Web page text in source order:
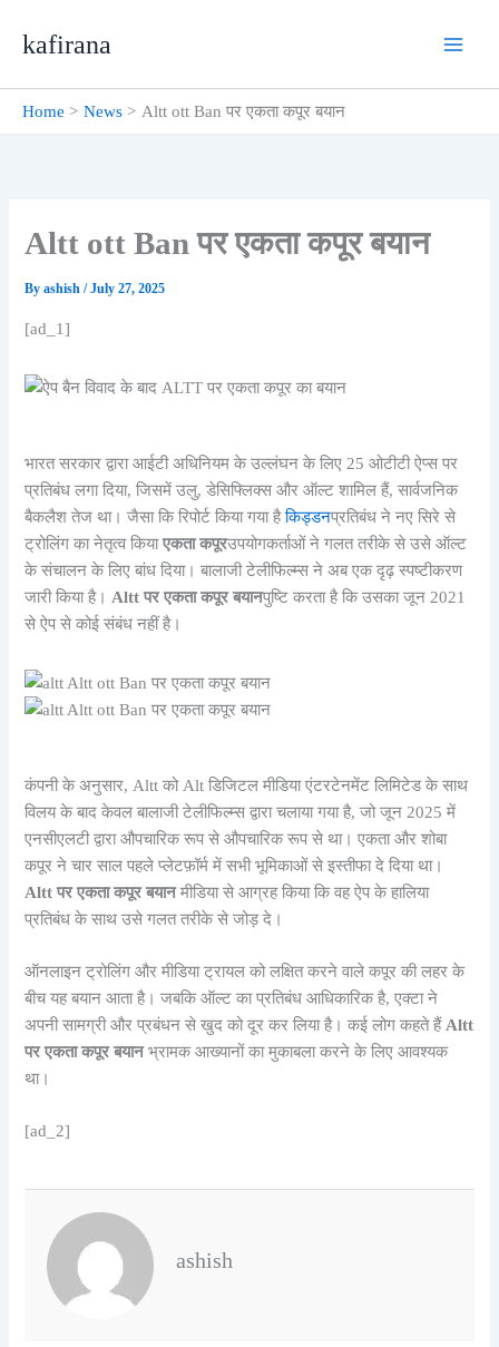
kafirana
Home News Altt ott Ban पर एकता कपूर बयान
Altt ott Ban पर एकता कपूर बयान
Byashish/July 27, 2025
[ad_1]
भारत सरकार द्वारा आईटी अधिनियम के उल्लंघन के लिए 25 ओटीटी ऐप्स पर
प्रतिबंध लगा दिया, जिसमें उलु, डेसिफ्लिक्स और ऑल्ट शामिल हैं, सार्वजनिक
बैकलैश तेज था। जैसा कि रिपोर्ट किया गया हैकिड्डनप्रतिबंध ने नए सिरे से
ट्रोलिंग का नेतृत्व कियाएकता कपूरउपयोगकर्ताओं ने गलत तरीके से उसे ऑल्ट
के संचालन के लिए बांध दिया। बालाजी टेलीफिल्म्स ने अब एक दृढ़ स्पष्टीकरण
जारी किया है। Altt पर एकता कपूर बयानपुष्टि करता है कि उसका जून 2021
से ऐप से कोई संबंध नहीं है।
कंपनी के अनुसार, Altt को Alt डिजिटल मीडिया एंटरटेनमेंट लिमिटेड के साथ
विलय के बाद केवल बालाजी टेलीफिल्म्स द्वारा चलाया गया है, जो जून 2025 में
एनसीएलटी द्वारा औपचारिक रूप से औपचारिक रूप से था। एकता और शोबा
कपूर ने चार साल पहले प्लेटफ़ॉर्म में सभी भूमिकाओं से इस्तीफा दे दिया था।
Altt पर एकता कपूर बयानमीडिया से आग्रह किया कि वह ऐप के हालिया
प्रतिबंध के साथ उसे गलत तरीके से जोड़ दे।
ऑनलाइन ट्रोलिंग और मीडिया ट्रायल को लक्षित करने वाले कपूर की लहर के
बीच यह बयान आता है। जबकि ऑल्ट का प्रतिबंध आधिकारिक है, एक्टा ने
अपनी सामग्री और प्रबंधन से खुद को दूर कर लिया है। कई लोग कहते हैं Altt
पर एकता कपूर बयानभ्रामक आख्यानों का मुकाबला करने के लिए आवश्यक
था।
[ad_2]
ashish